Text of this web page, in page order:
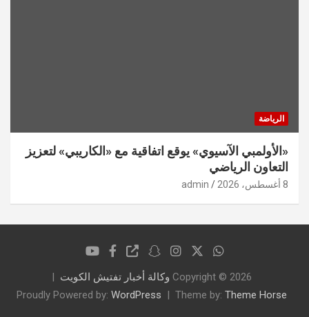
الرياضة
«الأولمبي الآسيوي» يوقع اتفاقية مع «الكاريبي» لتعزيز
التعاون الرياضي
8 أغسطس، 2026 admin
Copyright © 2026 وكالة أخبار تفتيش الكويت
Theme by: Theme Horse
Proudly Powered by: WordPress